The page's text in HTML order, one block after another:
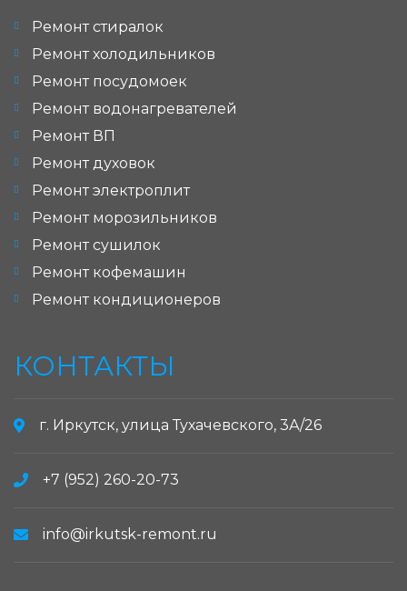
Ремонт стиралок
Ремонт холодильников
Ремонт посудомоек
Ремонт водонагревателей
Ремонт ВП
Ремонт духовок
Ремонт электроплит
Ремонт морозильников
Ремонт сушилок
Ремонт кофемашин
Ремонт кондиционеров
КОНТАКТЫ
г. Иркутск, улица Тухачевского, 3А/26
+7 (952) 260-20-73
info@irkutsk-remont.ru